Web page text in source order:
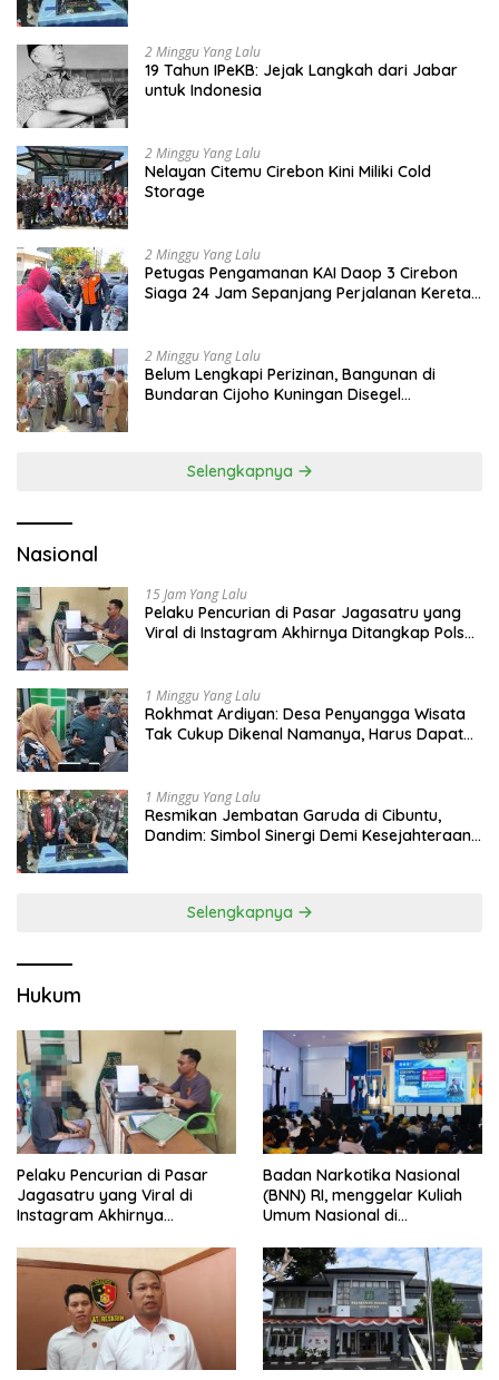
2 Minggu Yang Lalu
19 Tahun IPeKB: Jejak Langkah dari Jabar
untuk Indonesia
2 Minggu Yang Lalu
Nelayan Citemu Cirebon Kini Miliki Cold
Storage
2 Minggu Yang Lalu
Petugas Pengamanan KAI Daop 3 Cirebon
Siaga 24 Jam Sepanjang Perjalanan Kereta
2 Minggu Yang Lalu
Belum Lengkapi Perizinan, Bangunan di
Bundaran Cijoho Kuningan Disegel
Selengkapnya
Nasional
15 Jam Yang Lalu
Pelaku Pencurian di Pasar Jagasatru yang
Viral di Instagram Akhirnya Ditangkap Polsek
1 Minggu Yang Lalu
Rokhmat Ardiyan: Desa Penyangga Wisata
Tak Cukup Dikenal Namanya, Harus Dapat
1 Minggu Yang Lalu
Resmikan Jembatan Garuda di Cibuntu,
Dandim: Simbol Sinergi Demi Kesejahteraan
Selengkapnya
Hukum
Pelaku Pencurian di Pasar
Jagasatru yang Viral di
Instagram Akhirnya
Badan Narkotika Nasional
(BNN) RI, menggelar Kuliah
Umum Nasional di